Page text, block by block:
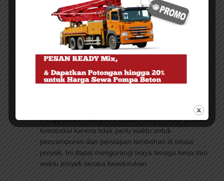
pabrik, sehingga kualitasnya konsisten. Ini
meminimalkan risiko kesalahan pencampuran dan
memastikan beton memiliki kekuatan dan kekeringan
yang konsisten.
Penghematan Bahan:
Dengan Ready Mix, bahan yang digunakan lebih
efisien karena beton dicampur dengan presisi. Hal ini
mengurangi pemborosan bahan dan biaya yang
Penggunaan Ready Mix dapat mempercepat proses
konstruksi karena tidak perlu waktu untuk
pencampuran dan persiapan tambahan di lokasi
proyek. Ini dapat mengurangi biaya tenaga kerja dan
waktu proyek secara keseluruhan.